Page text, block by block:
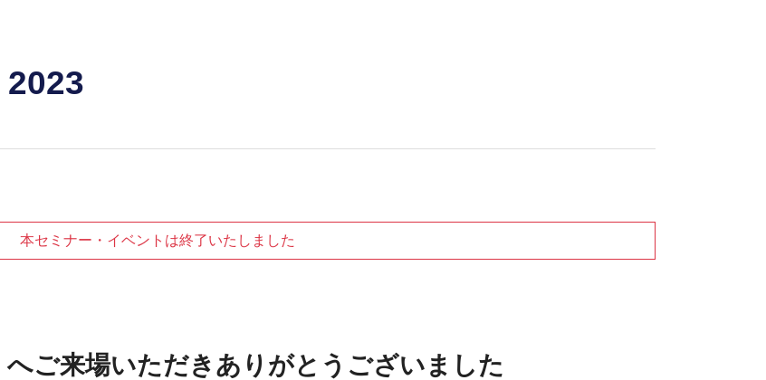
本セミナー・イベントは終了いたしました
ご来場いただきありがとうございました